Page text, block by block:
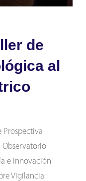
de
al
Prospectiva
Observatorio
e Innovación
Vigilancia